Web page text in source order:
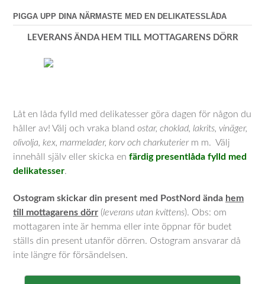
PIGGA UPP DINA NÄRMASTE MED EN DELIKATESSLÅDA
LEVERANS ÄNDA HEM TILL MOTTAGARENS DÖRR
Låt en låda fylld med delikatesser göra dagen för någon du
håller av! Välj och vraka bland ostar, choklad, lakrits, vinäger,
olivolja, kex, marmelader, korv och charkuterierm m. Välj
innehåll själv eller skicka en färdig presentlåda fylld med
delikatesser.
Ostogram skickar din present med PostNord ända hem
till mottagarens dörr (leverans utan kvittens). Obs: om
mottagaren inte är hemma eller inte öppnar för budet
ställs din present utanför dörren. Ostogram ansvarar då
inte längre för försändelsen.